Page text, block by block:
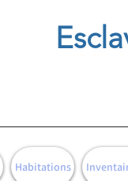
Habitations